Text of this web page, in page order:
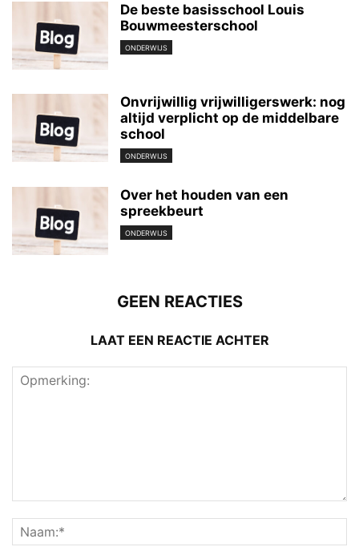
De beste basisschool Louis
Bouwmeesterschool
ONDERWIJS
Onvrijwillig vrijwilligerswerk: nog
altijd verplicht op de middelbare
school
ONDERWIJS
Over het houden van een
spreekbeurt
ONDERWIJS
GEEN REACTIES
LAAT EEN REACTIE ACHTER